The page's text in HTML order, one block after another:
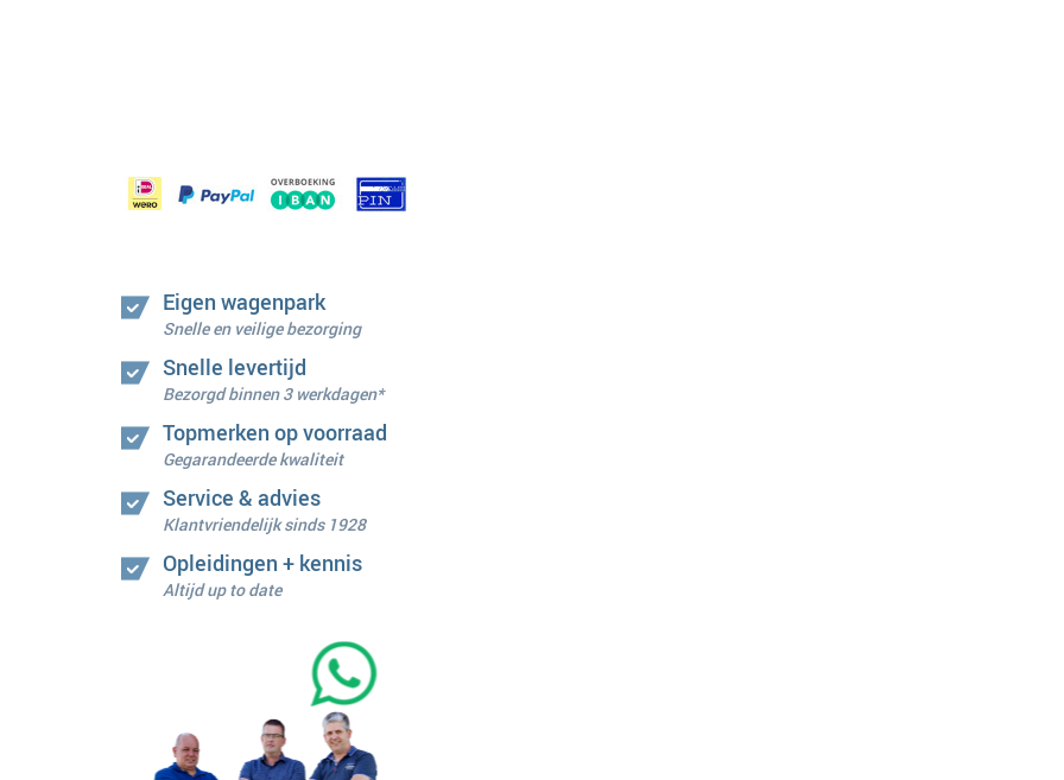
Eigen wagenpark
Snelle en veilige bezorging
Snelle levertijd
Bezorgd binnen 3 werkdagen*
Topmerken op voorraad
Gegarandeerde kwaliteit
Service & advies
Klantvriendelijk sinds 1928
Opleidingen + kennis
Altijd up to date